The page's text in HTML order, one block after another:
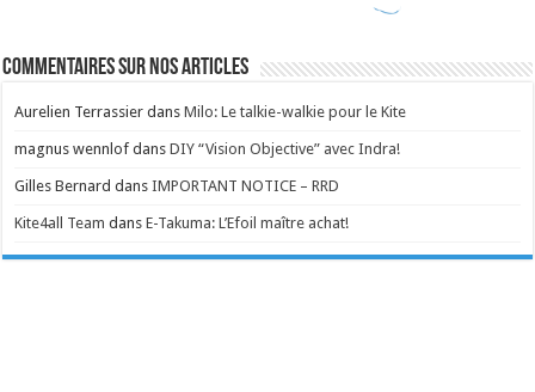
Commentaires sur nos articles
Aurelien Terrassier dansMilo: Le talkie-walkie pour le Kite
magnus wennlof dansDIY “Vision Objective” avec Indra!
Gilles Bernard dansIMPORTANT NOTICE – RRD
Kite4all Team dansE-Takuma: L’Efoil maître achat!